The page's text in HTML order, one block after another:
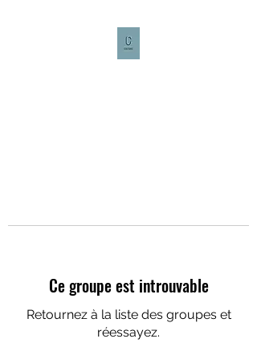
Ce groupe est introuvable
Retournez à la liste des groupes et
réessayez.